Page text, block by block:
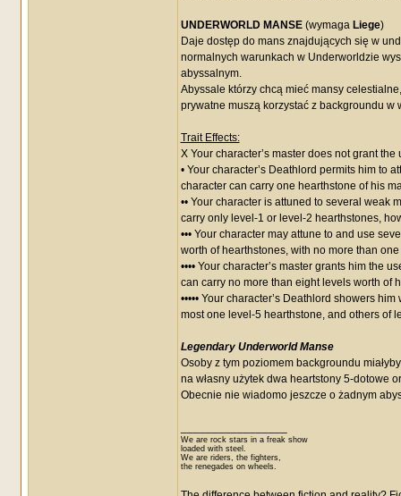
UNDERWORLD MANSE(wymaga Liege)
Daje dostęp do mans znajdujących się w
normalnych warunkach w Underworldzie
abyssalnym.
Abyssale którzy chcą mieć mansy
prywatne muszą korzystać z backgroundu w
Trait Effects:
X Your character’s master does not grant
• Your character’s Deathlord permits him to
character can carry one hearthstone of his
•• Your character is attuned to several
carry only level-1 or level-2 hearthstones,
••• Your character may attune to and use
worth of hearthstones, with no more than
•••• Your character’s master grants him
can carry no more than eight levels worth of
••••• Your character’s Deathlord showers
most one level-5 hearthstone, and others of
Legendary Underworld Manse
Osoby z tym poziomem backgroundu
na własny użytek dwa heartstony 5-dotowe
Obecnie nie wiadomo jeszcze o żadnym
We are rock stars in a freak show
loaded with steel.
We are riders, the fighters,
the renegades on wheels.